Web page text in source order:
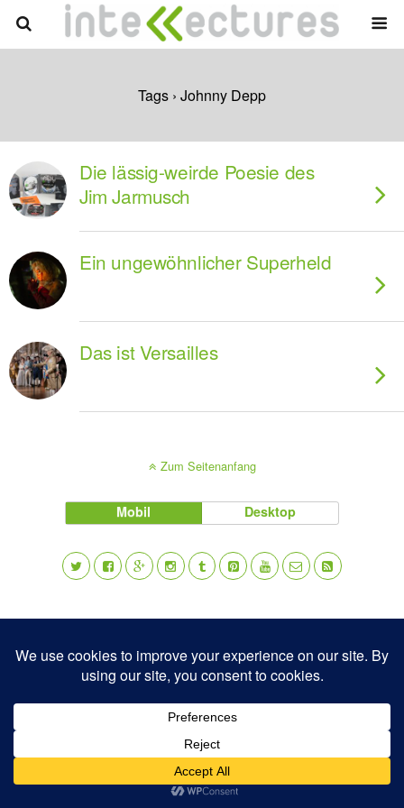
Tags › Johnny Depp
Die lässig-weirde Poesie des
Jim Jarmusch
Ein ungewöhnlicher Superheld
Das ist Versailles
Zum Seitenanfang
Mobil Desktop